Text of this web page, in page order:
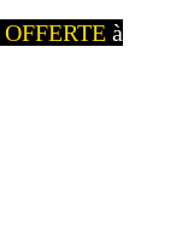
OFFERTE à